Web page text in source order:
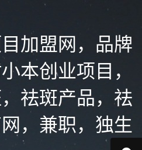
加盟网，品牌
本创业项目，
祛斑产品，祛
，兼职，独生